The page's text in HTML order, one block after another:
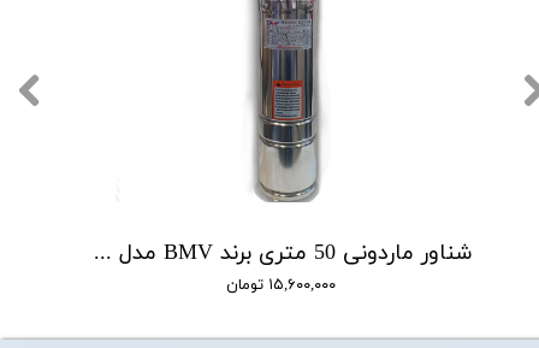
شناور ماردونی 50 متری برند BMV مدل QGD1.8-50-0.5
۱۵,۶۰۰,۰۰۰ تومان